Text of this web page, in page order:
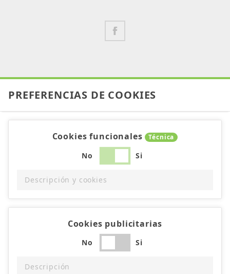
PREFERENCIAS DE COOKIES
Cookies funcionales Técnica
No Si
Descripción y cookies
Cookies publicitarias
No Si
Descripción